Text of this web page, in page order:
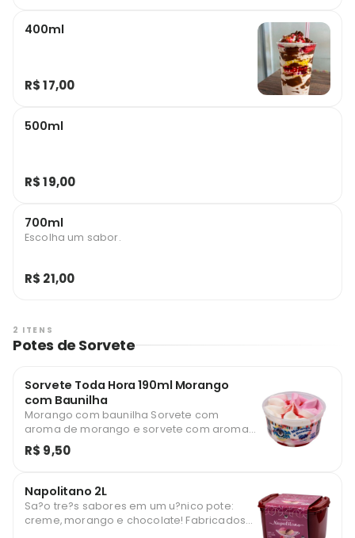
400ml
R$ 17,00
500ml
R$ 19,00
700ml
Escolha um sabor.
R$ 21,00
2 ITENS
Potes de Sorvete
Sorvete Toda Hora 190ml Morango
com Baunilha
Morango com baunilha Sorvete com
aroma de morango e sorvete com aroma
de baunilha com cobertura de morango
com polpa.
R$ 9,50
Napolitano 2L
Sa?o tre?s sabores em um u?nico pote:
creme, morango e chocolate! Fabricados